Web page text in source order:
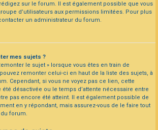
sur le forum. Il est également possible que vous
d’utilisateurs aux permissions limitées. Pour plus
un administrateur du forum.
mes sujets ?
le sujet » lorsque vous êtes en train de
remonter celui-ci en haut de la liste des sujets, à
Cependant, si vous ne voyez pas ce lien, cette
désactivée ou le temps d’attente nécessaire entre
pas encore été atteint. Il est également possible de
en y répondant, mais assurez-vous de le faire tout
forum.